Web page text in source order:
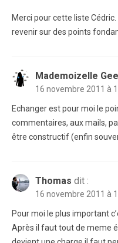
Merci pour cette liste
revenir sur des points
Mademoizelle
16 novembre 2011 à
Echanger est pour moi le
commentaires, aux mails,
être constructif (enfin
Thomas dit :
16 novembre 2011 à
Pour moi le plus important
Après il faut tout de meme